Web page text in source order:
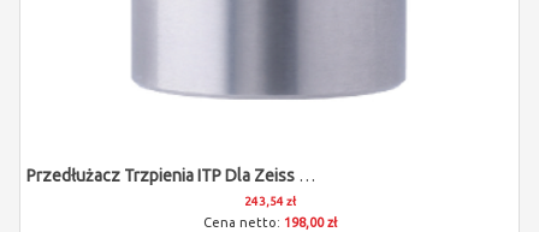
Przedłużacz Trzpienia ITP Dla Zeiss 602030-9052-000
243,54 zł
198,00 zł